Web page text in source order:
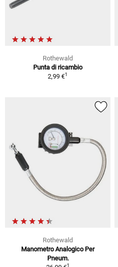
Rothewald
Punta di ricambio
2,99 €1
Rothewald
Manometro Analogico Per
Pneum.
1